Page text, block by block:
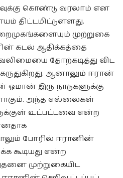
கொண்டு வரலாம் என
திட்டமிட்டுள்ளது.
முற்றுகை
கடல் ஆதிக்கத்தை
வலிமையை தோற்கடித்து விட
ஆனாலும் ஈரான்
இரு நாடுகளுக்கு
அந்த எல்லைகள்
உட்பட்டவை என்ற
போரில் ஈரானின்
கூடியது என்ற
முற்றுகையிட